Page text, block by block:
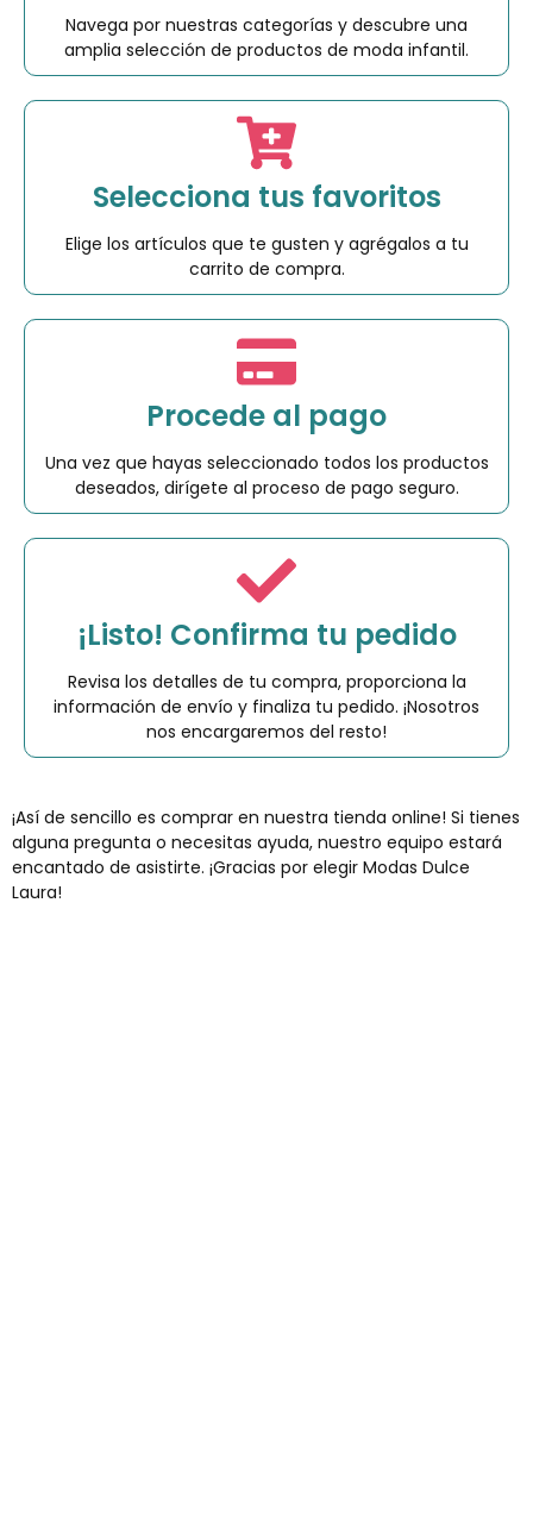
Navega por nuestras categorías y descubre una
amplia selección de productos de moda infantil.
Selecciona tus favoritos
Elige los artículos que te gusten y agrégalos a tu
carrito de compra.
Procede al pago
Una vez que hayas seleccionado todos los productos
deseados, dirígete al proceso de pago seguro.
¡Listo! Confirma tu pedido
Revisa los detalles de tu compra, proporciona la
información de envío y finaliza tu pedido. ¡Nosotros
nos encargaremos del resto!
¡Así de sencillo es comprar en nuestra tienda online! Si tienes
alguna pregunta o necesitas ayuda, nuestro equipo estará
encantado de asistirte. ¡Gracias por elegir Modas Dulce
Laura!